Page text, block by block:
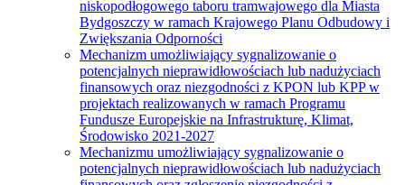
niskopodłogowego taboru tramwajowego dla Miasta
Bydgoszczy w ramach Krajowego Planu Odbudowy i
Zwiększania Odporności
Mechanizm umożliwiający sygnalizowanie o
potencjalnych nieprawidłowościach lub nadużyciach
finansowych oraz niezgodności z KPON lub KPP w
projektach realizowanych w ramach Programu
Fundusze Europejskie na Infrastrukturę, Klimat,
Środowisko 2021-2027
Mechanizmu umożliwiający sygnalizowanie o
potencjalnych nieprawidłowościach lub nadużyciach